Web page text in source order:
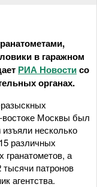
в гаражном
РИА Новостисо
органах.
востоке Москвы был
несколько
различных
гранатометов, а
тысячи патронов
агентства.